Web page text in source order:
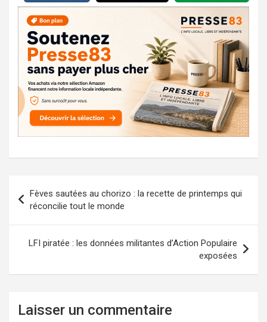
de
l’article
Fèves sautées au chorizo : la recette de printemps qui
réconcilie tout le monde
LFI piratée : les données militantes d’Action Populaire
exposées
Laisser un commentaire